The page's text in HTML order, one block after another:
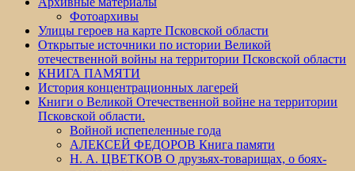
Фотоархивы
Улицы героев на карте Псковской области
Открытые источники по истории Великой
отечественной войны на территории Псковской области
КНИГА ПАМЯТИ
История концентрационных лагерей
Книги о Великой Отечественной войне на территории
Псковской области.
Войной испепеленные года
АЛЕКСЕЙ ФЕДОРОВ Книга памяти
Н. А. ЦВЕТКОВ О друзьях-товарищах, о боях-